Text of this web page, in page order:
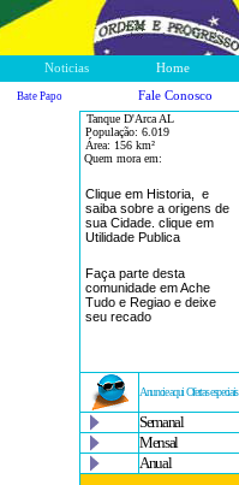
Noticias Home
Bate Papo
Fale Conosco
Tanque D'Arca AL
População: 6.019
Área: 156 km²
Quem mora em:
Clique em Historia, e
saiba sobre a origens de
sua Cidade. clique em
Utilidade Publica
Faça parte desta
comunidade em Ache
Tudo e Regiao e deixe
seu recado
Anuncie aqui Ofertas especiais
Semanal
Mensal
Anual